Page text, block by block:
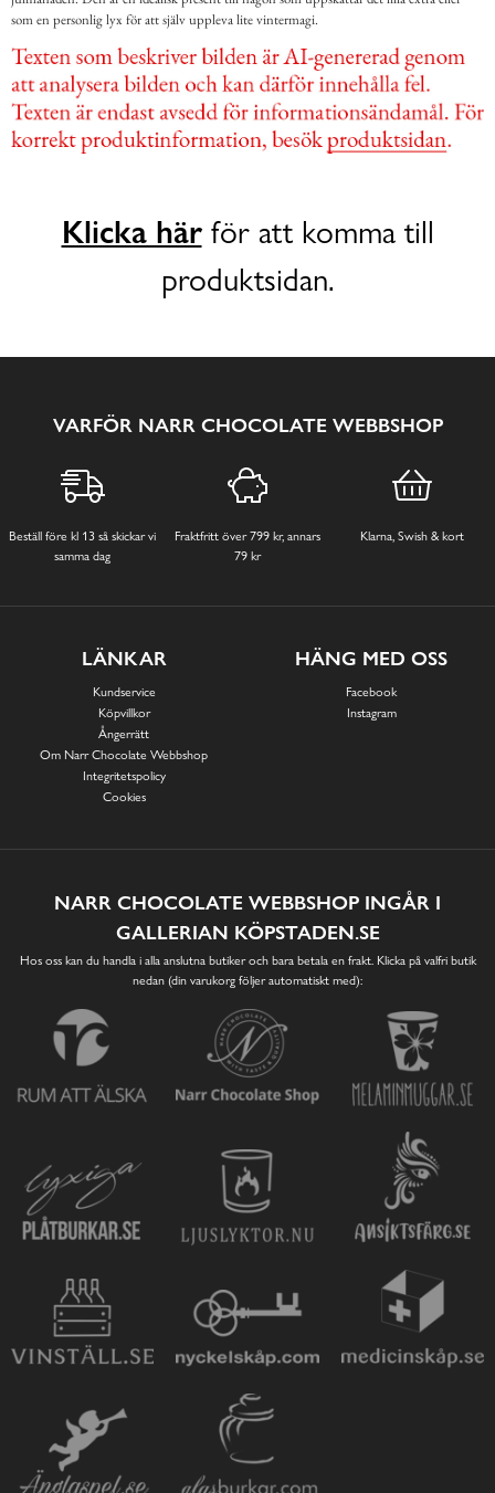
som en personlig lyx för att själv uppleva lite vintermagi.
Klicka härför att komma till
produktsidan.
VARFÖR NARR CHOCOLATE WEBBSHOP
Beställ före kl 13 så skickar vi
samma dag
Fraktfritt över 799 kr, annars
79 kr
Klarna, Swish & kort
LÄNKAR
Kundservice
Köpvillkor
Ångerrätt
Om Narr Chocolate Webbshop
Integritetspolicy
Cookies
HÄNG MED OSS
Facebook
Instagram
NARR CHOCOLATE WEBBSHOP INGÅR I
GALLERIAN KÖPSTADEN.SE
Hos oss kan du handla i alla anslutna butiker och bara betala en frakt. Klicka på valfri butik
nedan (din varukorg följer automatiskt med):